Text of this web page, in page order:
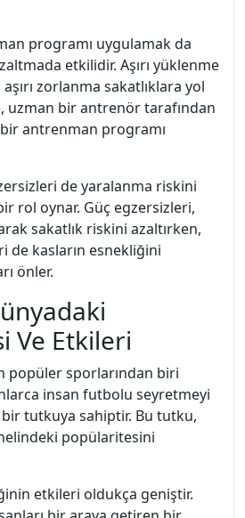
programı uygulamak da
etkilidir. Aşırı yüklenme
zorlanma sakatlıklara yol
uzman bir antrenör tarafından
antrenman programı
de yaralanma riskini
rol oynar. Güç egzersizleri,
sakatlık riskini azaltırken,
de kasların esnekliğini
önler.
Ve Etkileri
popüler sporlarından biri
insan futbolu seyretmeyi
bir tutkuya sahiptir. Bu tutku,
popülaritesini
etkileri oldukça geniştir.